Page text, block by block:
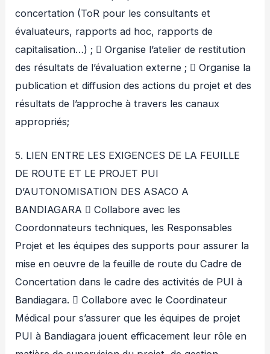
concertation (ToR pour les consultants et
évaluateurs, rapports ad hoc, rapports de
capitalisation…) ;  Organise l’atelier de restitution
des résultats de l’évaluation externe ;  Organise la
publication et diffusion des actions du projet et des
résultats de l’approche à travers les canaux
appropriés;
5. LIEN ENTRE LES EXIGENCES DE LA FEUILLE
DE ROUTE ET LE PROJET PUI
D’AUTONOMISATION DES ASACO A
BANDIAGARA  Collabore avec les
Coordonnateurs techniques, les Responsables
Projet et les équipes des supports pour assurer la
mise en oeuvre de la feuille de route du Cadre de
Concertation dans le cadre des activités de PUI à
Bandiagara.  Collabore avec le Coordinateur
Médical pour s’assurer que les équipes de projet
PUI à Bandiagara jouent efficacement leur rôle en